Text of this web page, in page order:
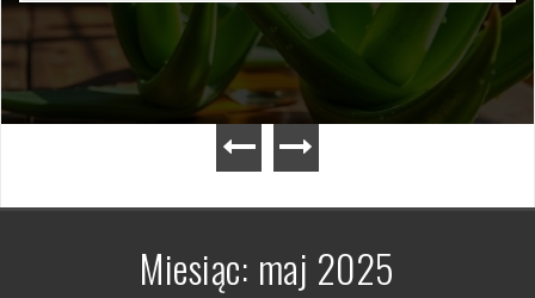
Miesiąc: maj 2025